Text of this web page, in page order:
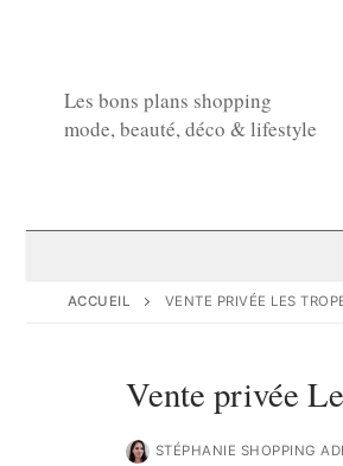
Les bons plans shopping
mode, beauté, déco & lifestyle
ACCUEIL VENTE PRIVÉE LES
Vente privée
STÉPHANIE SHOPPING